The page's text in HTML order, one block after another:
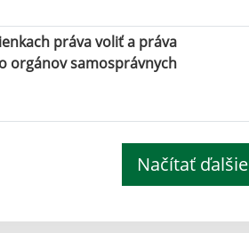
práva voliť a práva
orgánov samosprávnych
Načítať ďalšie